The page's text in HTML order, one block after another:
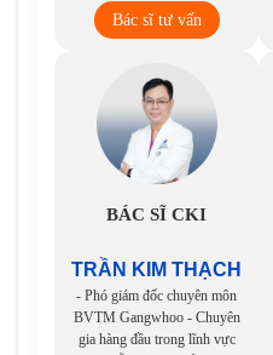
Bác sĩ tư vấn
BÁC SĨ CKI
TRẦN KIM THẠCH
- Phó giám đốc chuyên môn
BVTM Gangwhoo - Chuyên
gia hàng đầu trong lĩnh vực